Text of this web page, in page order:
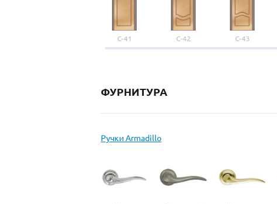
С-41 С-42 С-43
ФУРНИТУРА
Ручки Armadillo